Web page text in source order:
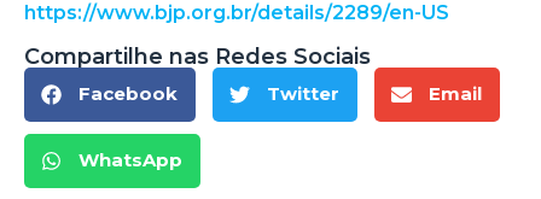
https://www.bjp.org.br/details/2289/en-US
Compartilhe nas Redes Sociais
Facebook Twitter Email
WhatsApp